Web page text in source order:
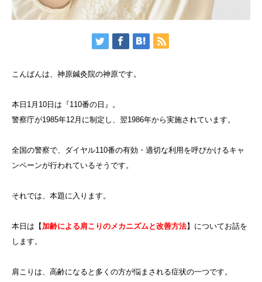
こんばんは、神原鍼灸院の神原です。
本日1月10日は『110番の日』。
警察庁が1985年12月に制定し、翌1986年から実施されています。
全国の警察で、ダイヤル110番の有効・適切な利用を呼びかけるキャ
ンペーンが行われているそうです。
それでは、本題に入ります。
本日は【加齢による肩こりのメカニズムと改善方法】についてお話を
します。
肩こりは、高齢になると多くの方が悩まされる症状の一つです。